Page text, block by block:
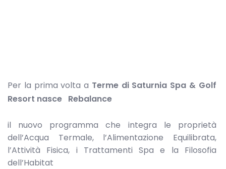
Per la prima volta a Terme di Saturnia Spa & Golf
Resort nasce Rebalance
il nuovo programma che integra le proprietà
dell’Acqua Termale, l’Alimentazione Equilibrata,
l’Attività Fisica, i Trattamenti Spa e la Filosofia
dell’Habitat